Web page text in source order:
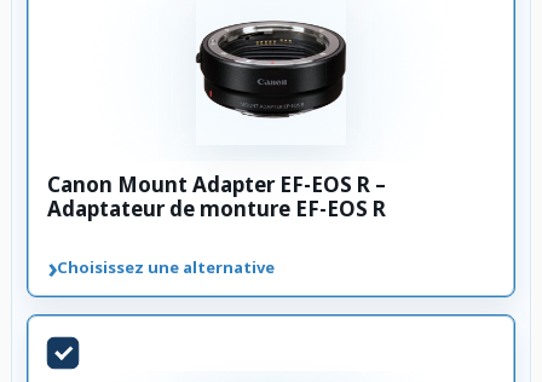
Canon Mount Adapter EF-EOS R –
Adaptateur de monture EF-EOS R
›Choisissez une alternative